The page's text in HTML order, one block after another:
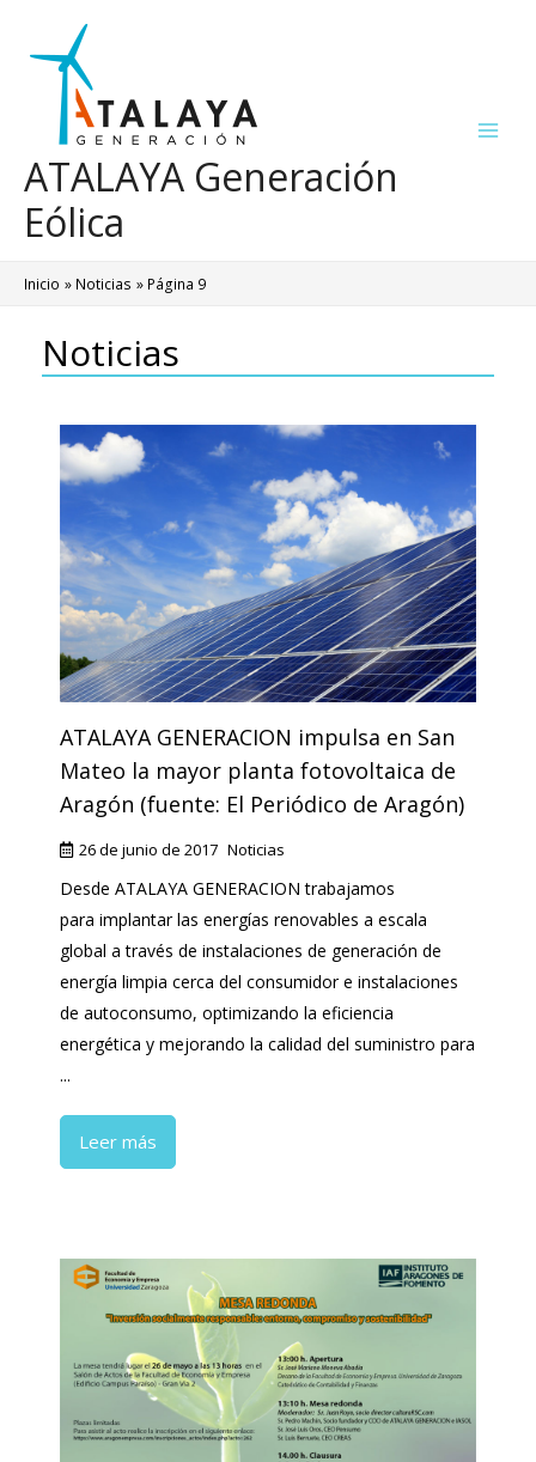
contenido
ATALAYA Generación
Eólica
Inicio Noticias Página 9
Noticias
ATALAYA GENERACION impulsa en San
Mateo la mayor planta fotovoltaica de
Aragón (fuente: El Periódico de Aragón)
26 de junio de 2017 Noticias
Desde ATALAYA GENERACION trabajamos
para implantar las energías renovables a escala
global a través de instalaciones de generación de
energía limpia cerca del consumidor e instalaciones
de autoconsumo, optimizando la eficiencia
energética y mejorando la calidad del suministro para
...
Leer más